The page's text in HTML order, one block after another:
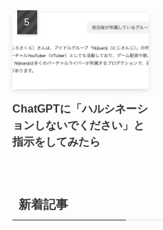
ChatGPTに「ハルシネーシ
ョンしないでください」と
指示をしてみたら
新着記事